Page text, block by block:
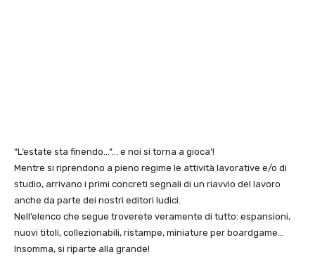
“L’estate sta finendo…”… e noi si torna a gioca’!
Mentre si riprendono a pieno regime le attività lavorative e/o di
studio, arrivano i primi concreti segnali di un riavvio del lavoro
anche da parte dei nostri editori ludici.
Nell’elenco che segue troverete veramente di tutto: espansioni,
nuovi titoli, collezionabili, ristampe, miniature per boardgame…
Insomma, si riparte alla grande!